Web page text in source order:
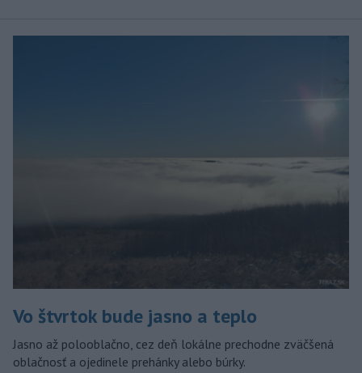
Vo štvrtok bude jasno a teplo
Jasno až polooblačno, cez deň lokálne prechodne zväčšená
oblačnosť a ojedinele prehánky alebo búrky.